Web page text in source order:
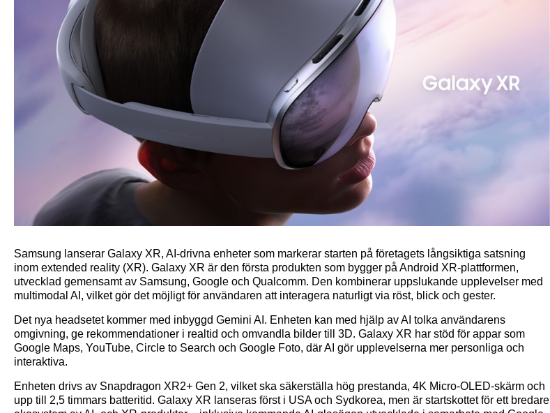
Samsung lanserar Galaxy XR, AI-drivna enheter som markerar starten på företagets långsiktiga satsning
inom extended reality (XR). Galaxy XR är den första produkten som bygger på Android XR-plattformen,
utvecklad gemensamt av Samsung, Google och Qualcomm. Den kombinerar uppslukande upplevelser med
multimodal AI, vilket gör det möjligt för användaren att interagera naturligt via röst, blick och gester.
Det nya headsetet kommer med inbyggd Gemini AI. Enheten kan med hjälp av AI tolka användarens
omgivning, ge rekommendationer i realtid och omvandla bilder till 3D. Galaxy XR har stöd för appar som
Google Maps, YouTube, Circle to Search och Google Foto, där AI gör upplevelserna mer personliga och
interaktiva.
Enheten drivs av Snapdragon XR2+ Gen 2, vilket ska säkerställa hög prestanda, 4K Micro-OLED-skärm och
upp till 2,5 timmars batteritid. Galaxy XR lanseras först i USA och Sydkorea, men är startskottet för ett bredare